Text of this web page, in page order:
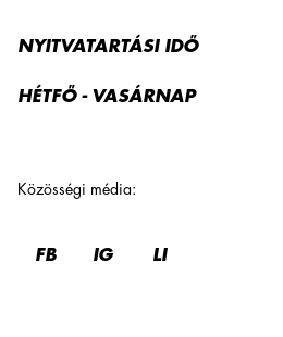
Közösségi média:
FB IG LI
NYITVATARTÁSI IDŐ
HÉTFŐ - VASÁRNAP